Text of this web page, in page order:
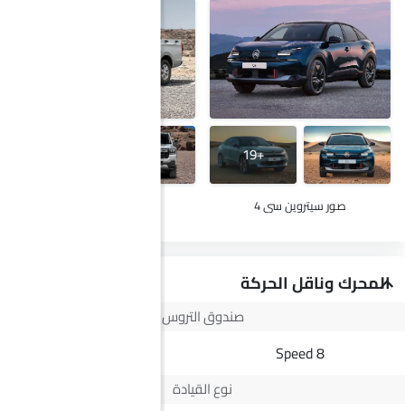
+19
صور سيتروين سي 4
المحرك وناقل الحركة
صندوق التروس
8 Speed
نوع القيادة